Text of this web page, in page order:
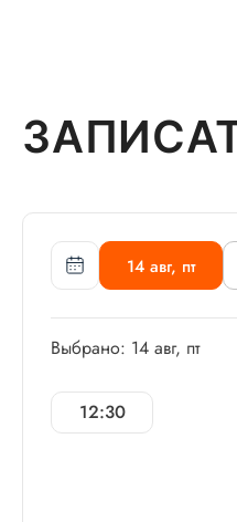
14 авг, пт
Выбрано: 14 авг, пт
12:30